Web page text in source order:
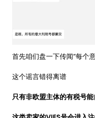
首先咱们盘一下传闻“每个
这个谣言错得离谱
只有非欧盟主体的有税号